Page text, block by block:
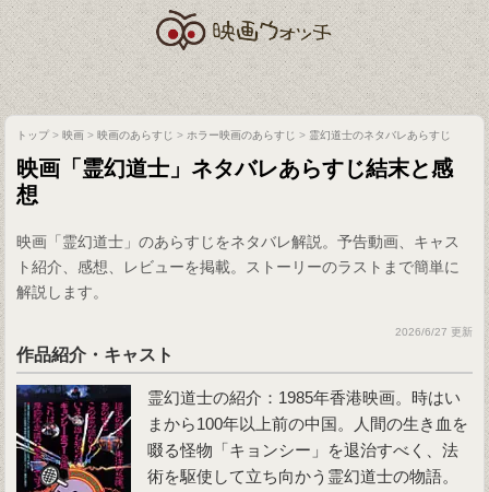
トップ>映画 >映画のあらすじ > ホラー映画のあらすじ > 霊幻道士のネタバレあらすじ
映画「霊幻道士」ネタバレあらすじ結末と感
想
映画「霊幻道士」のあらすじをネタバレ解説。予告動画、キャス
ト紹介、感想、レビューを掲載。ストーリーのラストまで簡単に
解説します。
2026/6/27 更新
作品紹介・キャスト
霊幻道士の紹介：1985年香港映画。時はい
まから100年以上前の中国。人間の生き血を
啜る怪物「キョンシー」を退治すべく、法
術を駆使して立ち向かう霊幻道士の物語。